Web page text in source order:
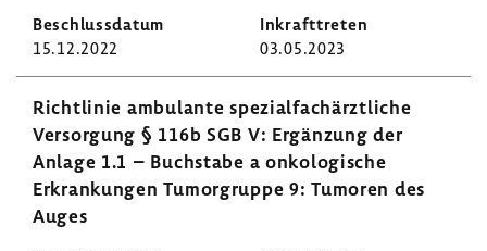
15.12.2022 03.05.2023
Richt­linie ambu­lante spezi­al­fach­ärzt­liche
Versor­gung § 116b SGB V: Ergän­zung der
Anlage 1.1 – Buch­stabe a onko­lo­gi­sche
Erkran­kungen Tumor­gruppe 9: Tumoren des
Auges